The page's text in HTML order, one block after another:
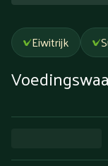
Eiwitrijk